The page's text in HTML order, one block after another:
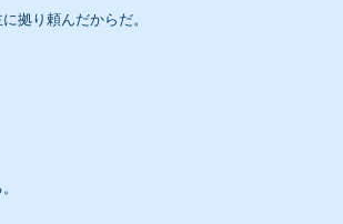
拠り頼んだからだ。